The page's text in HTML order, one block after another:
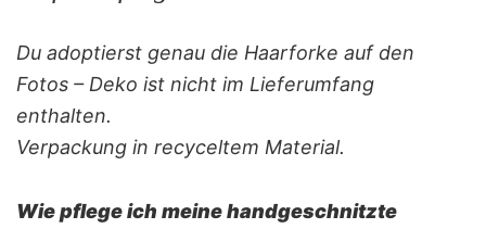
Du adoptierst genau die Haarforke auf den
Fotos – Deko ist nicht im Lieferumfang
enthalten.
Verpackung in recyceltem Material.
Wie pflege ich meine handgeschnitzte